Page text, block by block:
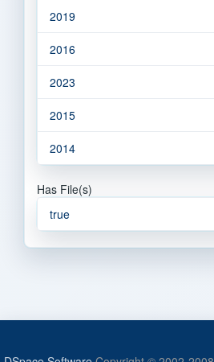
2019
2016
2023
2015
2014
Has File(s)
true